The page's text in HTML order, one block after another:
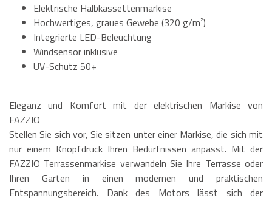
Elektrische Halbkassettenmarkise
Hochwertiges, graues Gewebe (320 g/m²)
Integrierte LED-Beleuchtung
Windsensor inklusive
UV-Schutz 50+
Eleganz und Komfort mit der elektrischen Markise von
FAZZIO
Stellen Sie sich vor, Sie sitzen unter einer Markise, die sich mit
nur einem Knopfdruck Ihren Bedürfnissen anpasst. Mit der
FAZZIO Terrassenmarkise verwandeln Sie Ihre Terrasse oder
Ihren Garten in einen modernen und praktischen
Entspannungsbereich. Dank des Motors lässt sich der